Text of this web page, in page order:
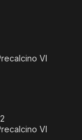
VI
VI